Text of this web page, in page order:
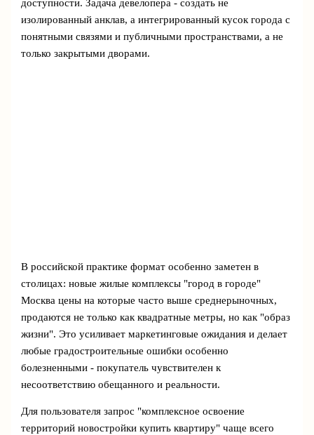
доступности. Задача девелопера - создать не
изолированный анклав, а интегрированный кусок города с
понятными связями и публичными пространствами, а не
только закрытыми дворами.
В российской практике формат особенно заметен в
столицах: новые жилые комплексы "город в городе"
Москва цены на которые часто выше среднерыночных,
продаются не только как квадратные метры, но как "образ
жизни". Это усиливает маркетинговые ожидания и делает
любые градостроительные ошибки особенно
болезненными - покупатель чувствителен к
несоответствию обещанного и реальности.
Для пользователя запрос "комплексное освоение
территорий новостройки купить квартиру" чаще всего